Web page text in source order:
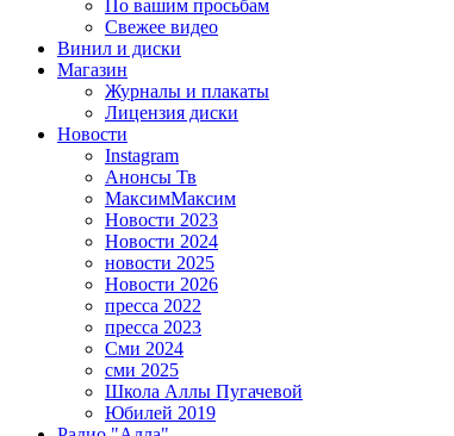
По вашим просьбам
Свежее видео
Винил и диски
Магазин
Журналы и плакаты
Лицензия диски
Новости
Instagram
Анонсы Тв
МаксимМаксим
Новости 2023
Новости 2024
новости 2025
Новости 2026
пресса 2022
пресса 2023
Сми 2024
сми 2025
Школа Аллы Пугачевой
Юбилей 2019